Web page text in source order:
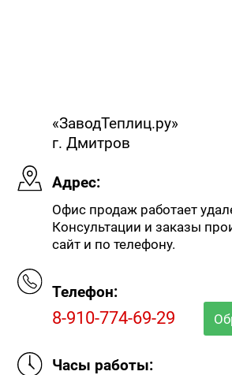
«ЗаводТеплиц.ру»
г. Дмитров
Адрес:
Офис продаж работает
Консультации и заказы
сайт и по телефону.
Телефон:
8-910-774-69-29
Часы работы: